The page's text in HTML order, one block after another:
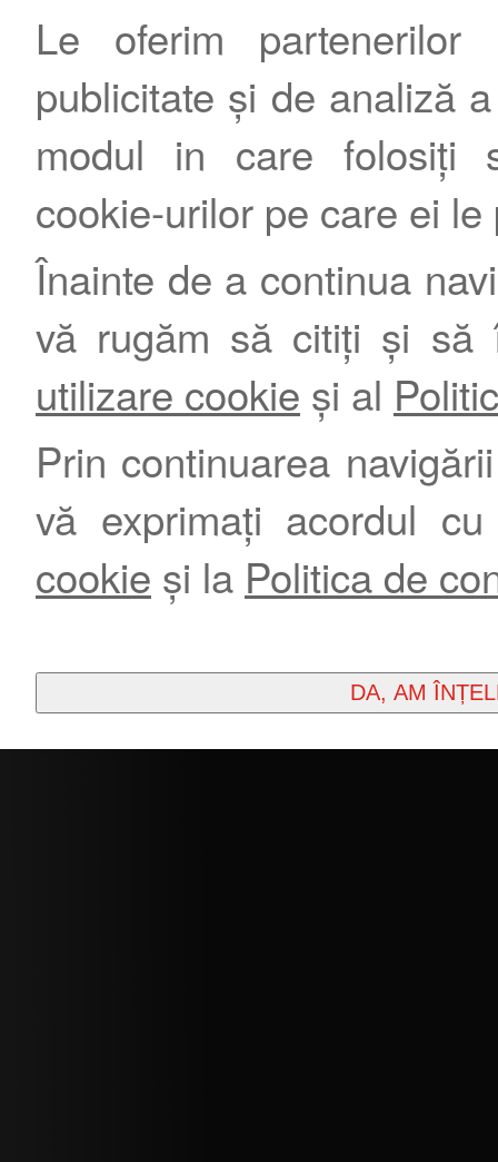
Le oferim
publicitate și de analiză
modul in care folosiți
cookie-urilor pe care ei le
Înainte de a continua
vă rugăm să citiți și să
utilizare cookie și al
Prin continuarea
vă exprimați acordul
cookie și la Politica de